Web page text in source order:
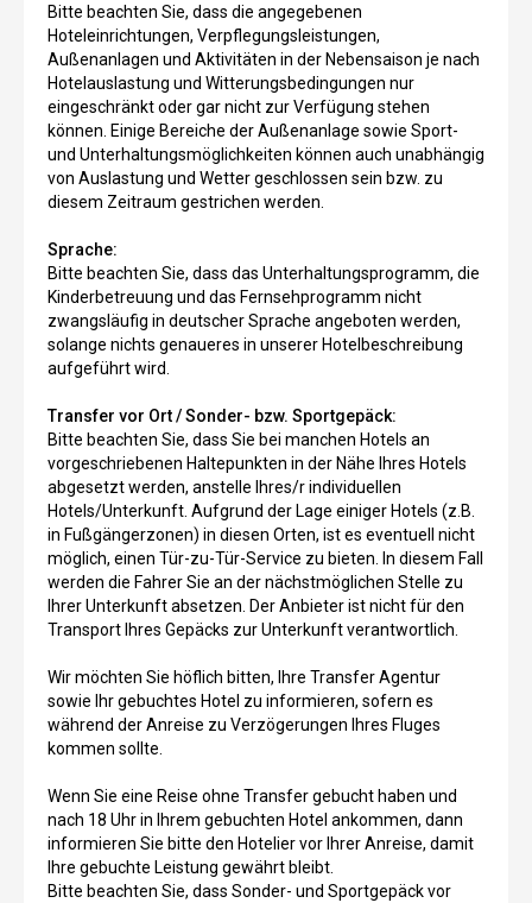
Bitte beachten Sie, dass die angegebenen
Hoteleinrichtungen, Verpflegungsleistungen,
Außenanlagen und Aktivitäten in der Nebensaison je nach
Hotelauslastung und Witterungsbedingungen nur
eingeschränkt oder gar nicht zur Verfügung stehen
können. Einige Bereiche der Außenanlage sowie Sport-
und Unterhaltungsmöglichkeiten können auch unabhängig
von Auslastung und Wetter geschlossen sein bzw. zu
diesem Zeitraum gestrichen werden.
Sprache:
Bitte beachten Sie, dass das Unterhaltungsprogramm, die
Kinderbetreuung und das Fernsehprogramm nicht
zwangsläufig in deutscher Sprache angeboten werden,
solange nichts genaueres in unserer Hotelbeschreibung
aufgeführt wird.
Transfer vor Ort / Sonder- bzw. Sportgepäck:
Bitte beachten Sie, dass Sie bei manchen Hotels an
vorgeschriebenen Haltepunkten in der Nähe Ihres Hotels
abgesetzt werden, anstelle Ihres/r individuellen
Hotels/Unterkunft. Aufgrund der Lage einiger Hotels (z.B.
in Fußgängerzonen) in diesen Orten, ist es eventuell nicht
möglich, einen Tür-zu-Tür-Service zu bieten. In diesem Fall
werden die Fahrer Sie an der nächstmöglichen Stelle zu
Ihrer Unterkunft absetzen. Der Anbieter ist nicht für den
Transport Ihres Gepäcks zur Unterkunft verantwortlich.
Wir möchten Sie höflich bitten, Ihre Transfer Agentur
sowie Ihr gebuchtes Hotel zu informieren, sofern es
während der Anreise zu Verzögerungen Ihres Fluges
kommen sollte.
Wenn Sie eine Reise ohne Transfer gebucht haben und
nach 18 Uhr in Ihrem gebuchten Hotel ankommen, dann
informieren Sie bitte den Hotelier vor Ihrer Anreise, damit
Ihre gebuchte Leistung gewährt bleibt.
Bitte beachten Sie, dass Sonder- und Sportgepäck vor